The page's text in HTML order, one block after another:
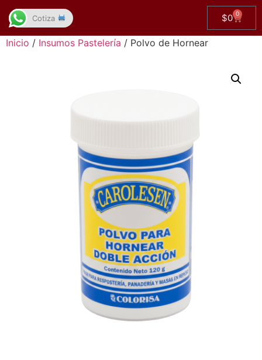
$0 0
Inicio / Insumos Pastelería / Polvo de Hornear
Cotiza